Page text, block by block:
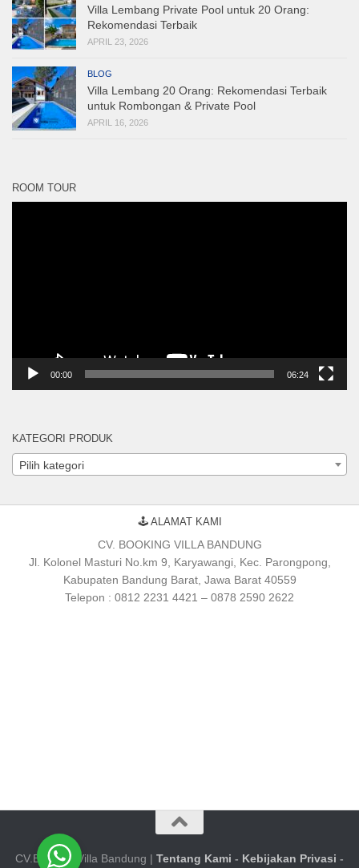
Villa Lembang Private Pool untuk 20 Orang:
Rekomendasi Terbaik
APRIL 23, 2026
BLOG
Villa Lembang 20 Orang: Rekomendasi Terbaik
untuk Rombongan & Private Pool
APRIL 16, 2026
ROOM TOUR
00:00 06:24
KATEGORI PRODUK
Pilih kategori
🕹 ALAMAT KAMI
CV. BOOKING VILLA BANDUNG
Jl. Kolonel Masturi No.km 9, Karyawangi, Kec. Parongpong,
Kabupaten Bandung Barat, Jawa Barat 40559
Telepon : 0812 2231 4421 – 0878 2590 2622
CV.Booking Villa Bandung | Tentang Kami - Kebijakan Privasi -